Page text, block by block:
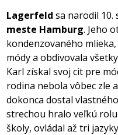
Lagerfeld sa narodil 10.
meste Hamburg. Jeho
kondenzovaného
módy a obdivovala
Karl získal svoj cit pre
rodina nebola vôbec zle
dokonca dostal
strechou hralo veľkú
školy, ovládal až tri